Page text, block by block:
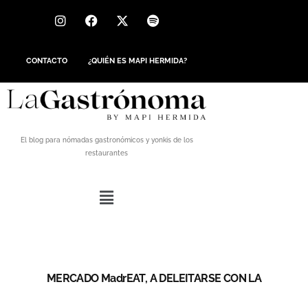
CONTACTO ¿QUIÉN ES MAPI HERMIDA?
El blog para nómadas gastronómicos y yonkis de los
restaurantes
MERCADO MadrEAT, A DELEITARSE CON LA